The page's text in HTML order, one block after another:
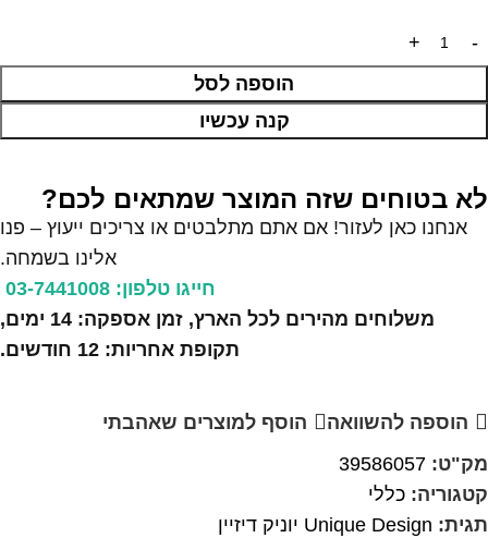
הוספה לסל
קנה עכשיו
לא בטוחים שזה המוצר שמתאים לכם?
אנחנו כאן לעזור! אם אתם מתלבטים או צריכים ייעוץ – פנו
אלינו בשמחה.
חייגו טלפון: 03-7441008
משלוחים מהירים לכל הארץ, זמן אספקה: 14 ימים,
תקופת אחריות: 12 חודשים.
הוספה להשוואה
הוסף למוצרים שאהבתי
מק"ט: 39586057
קטגוריה: כללי
תגית: Unique Design יוניק דיזיין